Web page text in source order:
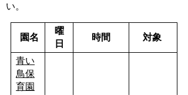
い。
園名
曜
日
時間 対象
青い
鳥保
育園